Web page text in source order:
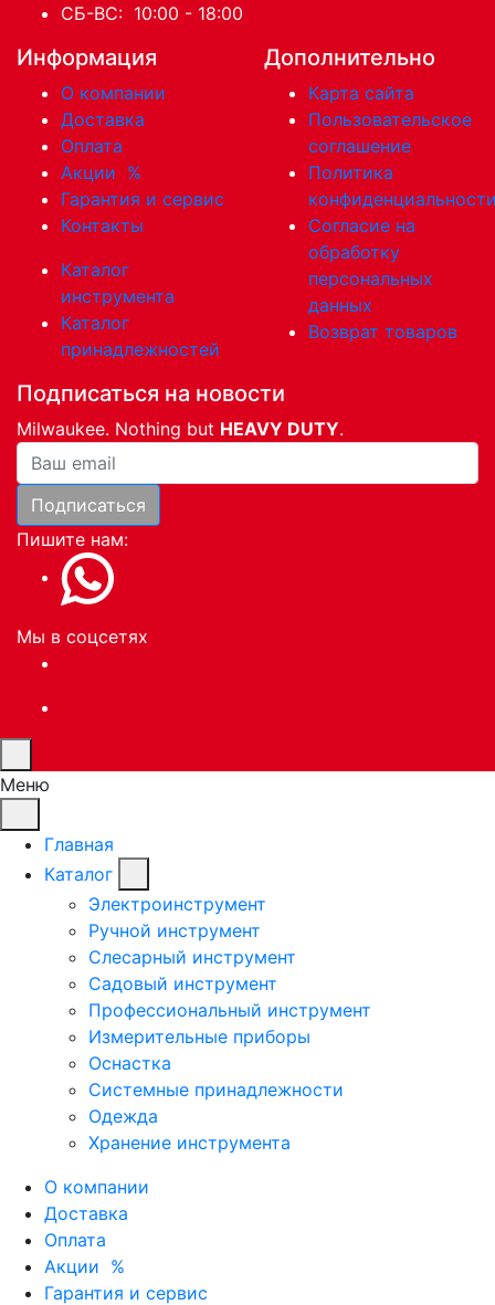
СБ-ВС: 10:00 - 18:00
Информация
О компании
Доставка
Оплата
Акции %
Гарантия и сервис
Контакты
Каталог
инструмента
Каталог
принадлежностей
Дополнительно
Карта сайта
Пользовательское
соглашение
Политика
Согласие на
обработку
персональных
данных
Возврат товаров
Подписаться на новости
Milwaukee. Nothing but HEAVY DUTY.
Ваша почта
Подписаться
Пишите нам:
Мы в соцсетях
Меню
Главная
Каталог
Электроинструмент
Ручной инструмент
Слесарный инструмент
Садовый инструмент
Профессиональный инструмент
Измерительные приборы
Оснастка
Системные принадлежности
Одежда
Хранение инструмента
О компании
Доставка
Оплата
Акции %
Гарантия и сервис